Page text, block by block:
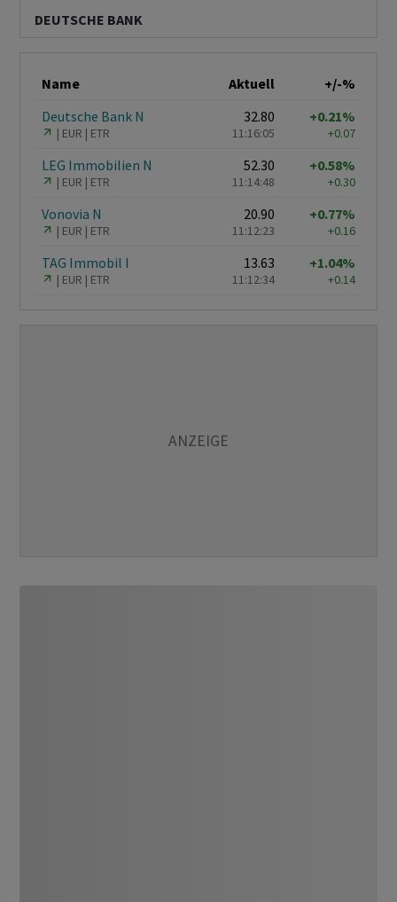
DEUTSCHE BANK
Name Aktuell
+/-%
Deutsche Bank N
EUR ETR
32.80
11:16:05
+0.21%
+0.07
LEG Immobilien N
EUR ETR
52.30
11:14:48
+0.58%
+0.30
Vonovia N
EUR ETR
20.90
11:12:23
+0.77%
+0.16
TAG Immobil I
EUR ETR
13.63
11:12:34
+1.04%
+0.14